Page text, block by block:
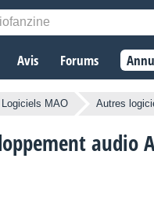
Avis Forums
Logiciels MAO Autres
audio